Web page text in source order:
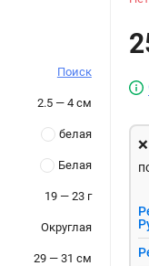
Поиск
2.5 — 4 см
белая
Белая
19 — 23 г
Округлая
29 — 31 см
❌